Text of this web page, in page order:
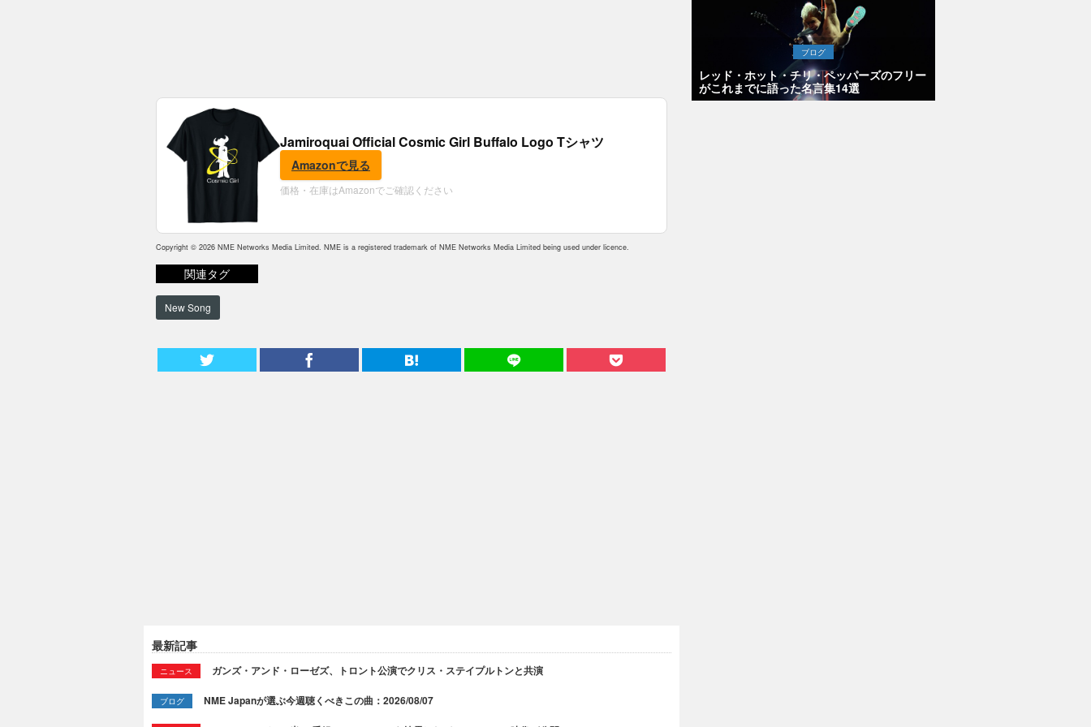
Jamiroquai Official Cosmic Girl Buffalo Logo Tシャツ
Amazonで見る
価格・在庫はAmazonでご確認ください
Copyright © 2026 NME Networks Media Limited. NME is a registered trademark of NME Networks Media Limited being used under licence.
関連タグ
New Song
最新記事
ニュース ガンズ・アンド・ローゼズ、トロント公演でクリス・ステイプルトンと共演
ブログ NME Japanが選ぶ今週聴くべきこの曲：2026/08/07
ブログ
レッド・ホット・チリ・ペッパーズのフリー
がこれまでに語った名言集14選